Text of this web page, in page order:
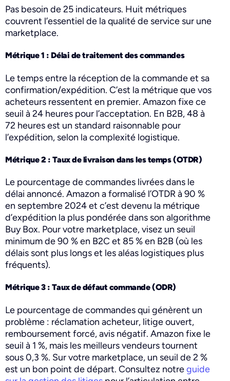
Pas besoin de 25 indicateurs. Huit métriques
couvrent l’essentiel de la qualité de service sur une
marketplace.
Métrique 1 : Délai de traitement des commandes
Le temps entre la réception de la commande et sa
confirmation/expédition. C’est la métrique que vos
acheteurs ressentent en premier. Amazon fixe ce
seuil à 24 heures pour l’acceptation. En B2B, 48 à
72 heures est un standard raisonnable pour
l’expédition, selon la complexité logistique.
Métrique 2 : Taux de livraison dans les temps (OTDR)
Le pourcentage de commandes livrées dans le
délai annoncé. Amazon a formalisé l’OTDR à 90 %
en septembre 2024 et c’est devenu la métrique
d’expédition la plus pondérée dans son algorithme
Buy Box. Pour votre marketplace, visez un seuil
minimum de 90 % en B2C et 85 % en B2B (où les
délais sont plus longs et les aléas logistiques plus
fréquents).
Métrique 3 : Taux de défaut commande (ODR)
Le pourcentage de commandes qui génèrent un
problème : réclamation acheteur, litige ouvert,
remboursement forcé, avis négatif. Amazon fixe le
seuil à 1 %, mais les meilleurs vendeurs tournent
sous 0,3 %. Sur votre marketplace, un seuil de 2 %
est un bon point de départ. Consultez notreguide